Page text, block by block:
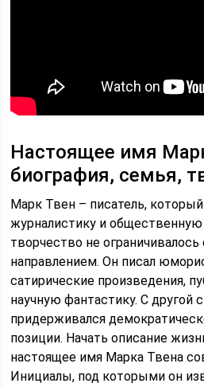
Настоящее имя
биография, семья,
Марк Твен – писатель,
журналистику и общественную
творчество не
направлением. Он писал
сатирические произведения,
научную фантастику. С другой
придерживался
позиции. Начать описание
настоящее имя Марка Твена
Инициалы, под которыми он